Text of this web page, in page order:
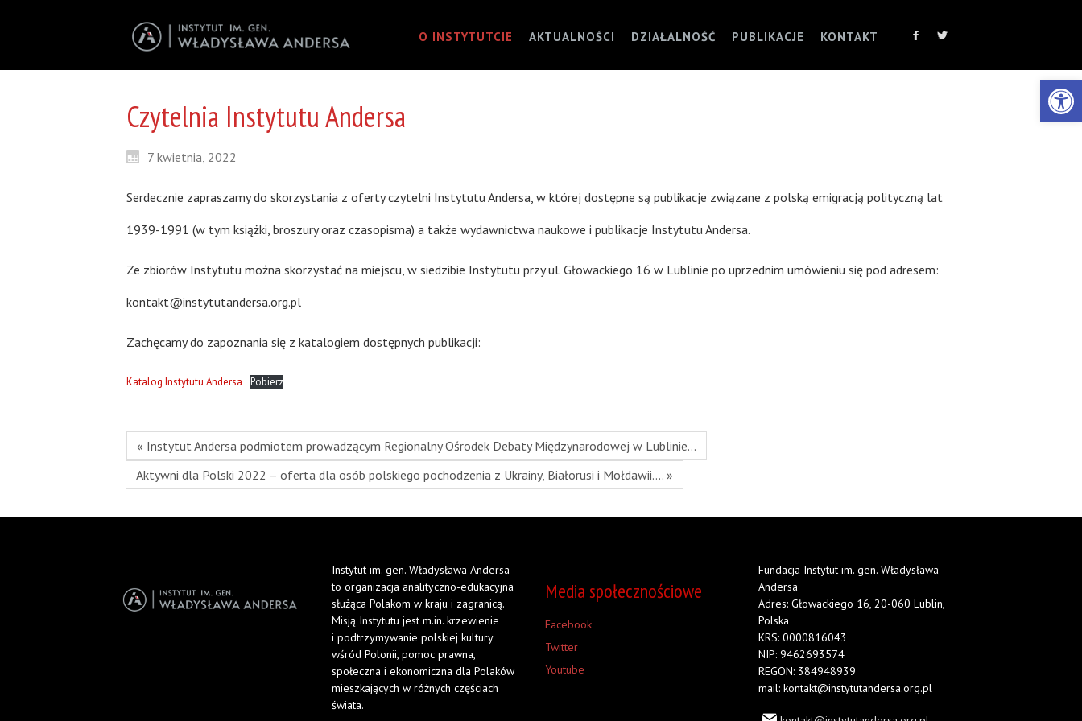
O INSTYTUTCIE AKTUALNOŚCI DZIAŁALNOŚĆ PUBLIKACJE KONTAKT
Czytelnia Instytutu Andersa
7 kwietnia, 2022
Serdecznie zapraszamy do skorzystania z oferty czytelni Instytutu Andersa, w której dostępne są publikacje związane z polską emigracją polityczną lat
1939-1991 (w tym książki, broszury oraz czasopisma) a także wydawnictwa naukowe i publikacje Instytutu Andersa.
Ze zbiorów Instytutu można skorzystać na miejscu, w siedzibie Instytutu przy ul. Głowackiego 16 w Lublinie po uprzednim umówieniu się pod adresem:
kontakt@instytutandersa.org.pl
Zachęcamy do zapoznania się z katalogiem dostępnych publikacji:
Katalog Instytutu Andersa Pobierz
« Instytut Andersa podmiotem prowadzącym Regionalny Ośrodek Debaty Międzynarodowej w Lublinie…
Aktywni dla Polski 2022 – oferta dla osób polskiego pochodzenia z Ukrainy, Białorusi i Mołdawii.… »
Instytut im. gen. Władysława Andersa
to organizacja analityczno-edukacyjna
służąca Polakom w kraju i zagranicą.
Misją Instytutu jest m.in. krzewienie
i podtrzymywanie polskiej kultury
wśród Polonii, pomoc prawna,
społeczna i ekonomiczna dla Polaków
mieszkających w różnych częściach
świata.
Media społecznościowe
Facebook
Twitter
Youtube
Fundacja Instytut im. gen. Władysława
Andersa
Adres: Głowackiego 16, 20-060 Lublin,
Polska
KRS: 0000816043
NIP: 9462693574
REGON: 384948939
mail: kontakt@instytutandersa.org.pl